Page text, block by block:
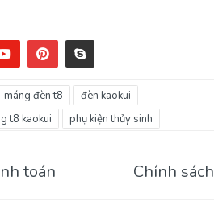
máng đèn t8
đèn kaokui
t8 kaokui
phụ kiện thủy sinh
toán Chính sách